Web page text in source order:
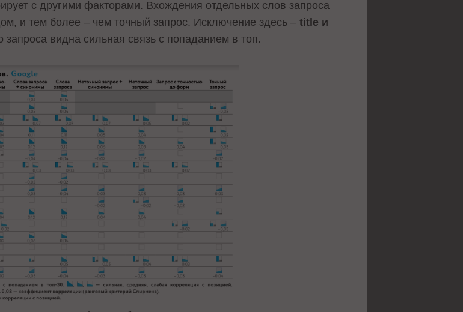
с другими факторами. Вхождения отдельных слов запроса
и тем более – чем точный запрос. Исключение здесь – title и
запроса видна сильная связь с попаданием в топ.